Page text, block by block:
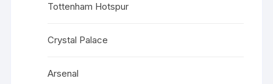
Tottenham Hotspur
Crystal Palace
Arsenal